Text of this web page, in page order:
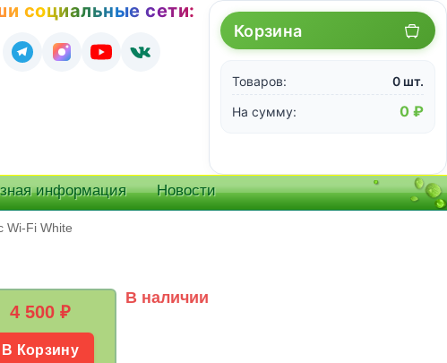
социальные сети:
Корзина
Товаров:
0 шт.
На сумму:
0 ₽
информация Новости
Wi-Fi White
4 500 ₽
В Корзину
В наличии